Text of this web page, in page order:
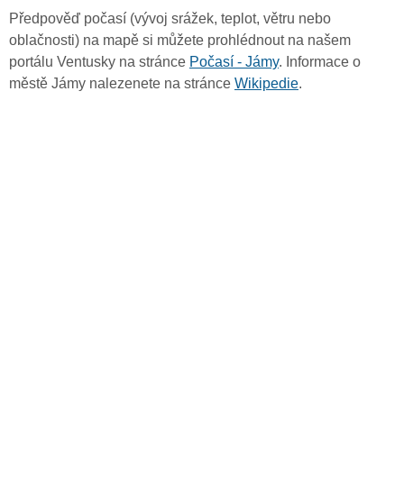
Předpověď počasí (vývoj srážek, teplot, větru nebo
oblačnosti) na mapě si můžete prohlédnout na našem
portálu Ventusky na stránce Počasí - Jámy. Informace o
městě Jámy nalezenete na stránce Wikipedie.